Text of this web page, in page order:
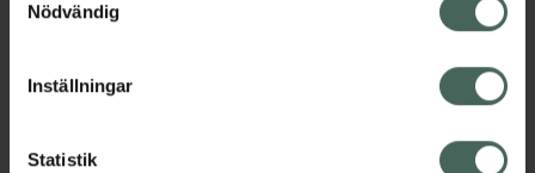
återkalla ditt samtycke via webbplatsens
cookieinställningar. Ett återkallat samtycke påverkar inte
lagligheten av behandling som skett innan återkallelsen.
Nödvändig
Inställningar
Statistik
syd till Lappland i norr, och online i mobilen och på